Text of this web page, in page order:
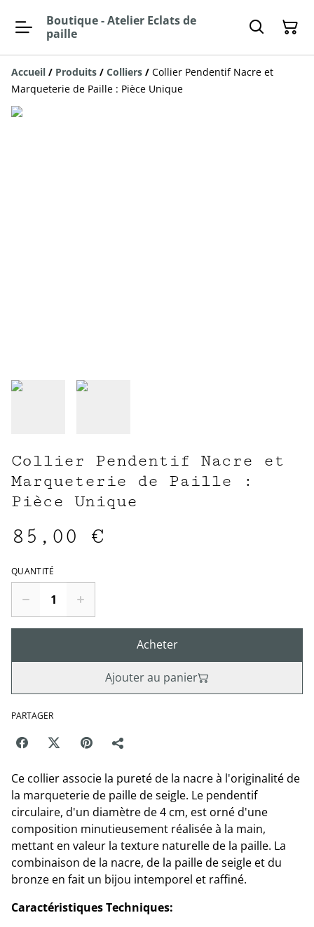
Boutique - Atelier Eclats de
paille
Accueil / Produits / Colliers / Collier Pendentif Nacre et
Marqueterie de Paille : Pièce Unique
Collier Pendentif Nacre et
Marqueterie de Paille :
Pièce Unique
85,00 €
QUANTITÉ
Acheter
Ajouter au panier
PARTAGER
Ce collier associe la pureté de la nacre à l'originalité de
la marqueterie de paille de seigle. Le pendentif
circulaire, d'un diamètre de 4 cm, est orné d'une
composition minutieusement réalisée à la main,
mettant en valeur la texture naturelle de la paille. La
combinaison de la nacre, de la paille de seigle et du
bronze en fait un bijou intemporel et raffiné.
Caractéristiques Techniques: